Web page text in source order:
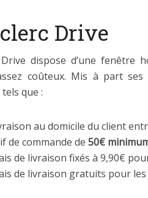
Drive
Drive dispose d’une
coûteux. Mis à part
que :
au domicile du client
de commande de 50€
de livraison fixés à 9,90€
de livraison gratuits pour